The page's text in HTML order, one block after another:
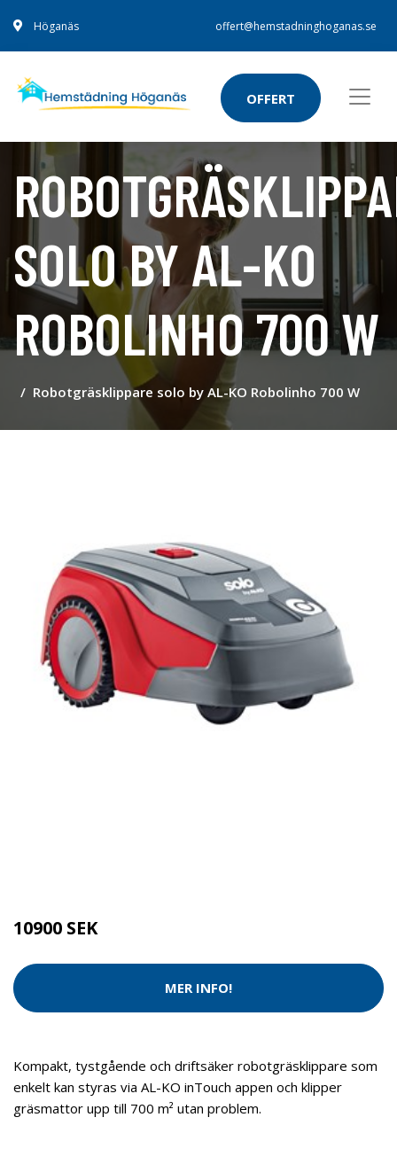
Höganäs offert@hemstadninghoganas.se
OFFERT
SOLO BY AL-KO
ROBOLINHO 700 W
Robotgräsklippare solo by AL-KO Robolinho 700 W
10900 SEK
MER INFO!
Kompakt, tystgående och driftsäker robotgräsklippare som
enkelt kan styras via AL-KO inTouch appen och klipper
gräsmattor upp till 700 m² utan problem.